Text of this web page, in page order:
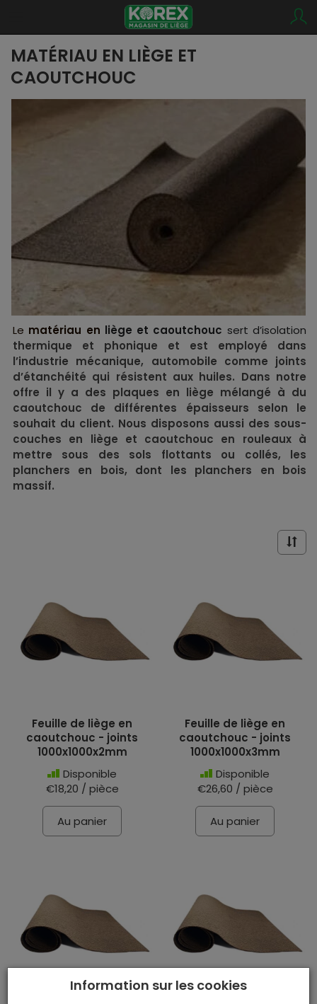
MATÉRIAU EN LIÈGE ET
CAOUTCHOUC
Le matériau en liège et caoutchouc sert d’isolation
thermique et phonique et est employé
dans
l’industrie mécanique, automobile comme joints
d’étanchéité qui résistent aux huiles. Dans notre
offre il y a des plaques en liège mélangé à du
caoutchouc de différentes épaisseurs selon le
souhait du client. Nous disposons aussi des sous-
couches en liège et caoutchouc en rouleaux à
mettre sous des sols flottants ou collés, les
planchers en bois, dont les planchers en bois
massif.
Feuille de liège en
caoutchouc - joints
1000x1000x2mm
Disponible
€18,20 / pièce
Au panier
Feuille de liège en
caoutchouc - joints
1000x1000x3mm
Disponible
€26,60 / pièce
Au panier
Information sur les cookies